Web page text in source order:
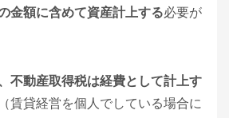
金額に含めて資産計上する必要が
不動産取得税は経費として計上す
賃貸経営を個人でしている場合に